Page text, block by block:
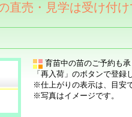
直売・見学は受け付け
育苗中の苗のご予約も承
「再入荷」のボタンで登
※仕上がりの表示は、目安
※写真はイメージです。